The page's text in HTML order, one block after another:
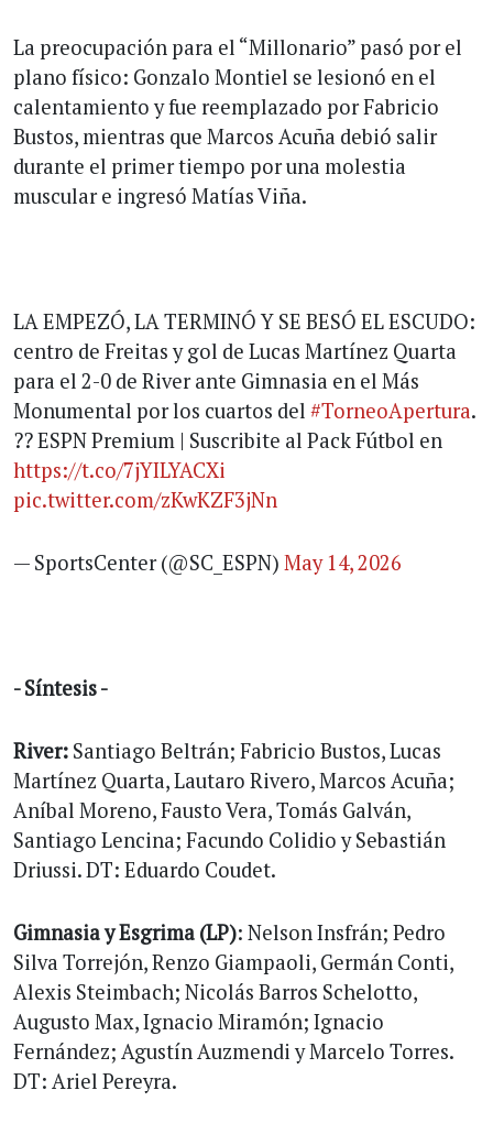
La preocupación para el “Millonario” pasó por el
plano físico: Gonzalo Montiel se lesionó en el
calentamiento y fue reemplazado por Fabricio
Bustos, mientras que Marcos Acuña debió salir
durante el primer tiempo por una molestia
muscular e ingresó Matías Viña.
LA EMPEZÓ, LA TERMINÓ Y SE BESÓ EL ESCUDO:
centro de Freitas y gol de Lucas Martínez Quarta
para el 2-0 de River ante Gimnasia en el Más
Monumental por los cuartos del #TorneoApertura.
?? ESPN Premium | Suscribite al Pack Fútbol en
https://t.co/7jYILYACXi
pic.twitter.com/zKwKZF3jNn
— SportsCenter (@SC_ESPN) May 14, 2026
- Síntesis -
River: Santiago Beltrán; Fabricio Bustos, Lucas
Martínez Quarta, Lautaro Rivero, Marcos Acuña;
Aníbal Moreno, Fausto Vera, Tomás Galván,
Santiago Lencina; Facundo Colidio y Sebastián
Driussi. DT: Eduardo Coudet.
Gimnasia y Esgrima (LP): Nelson Insfrán; Pedro
Silva Torrejón, Renzo Giampaoli, Germán Conti,
Alexis Steimbach; Nicolás Barros Schelotto,
Augusto Max, Ignacio Miramón; Ignacio
Fernández; Agustín Auzmendi y Marcelo Torres.
DT: Ariel Pereyra.